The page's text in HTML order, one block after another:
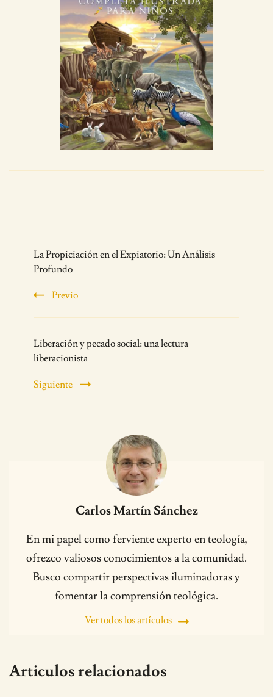
Navigation
La Propiciación en el Expiatorio: Un Análisis
Profundo
Previo
Liberación y pecado social: una lectura
liberacionista
Siguiente
Carlos Martín Sánchez
En mi papel como ferviente experto en teología,
ofrezco valiosos conocimientos a la comunidad.
Busco compartir perspectivas iluminadoras y
fomentar la comprensión teológica.
Ver todos los artículos
Articulos relacionados